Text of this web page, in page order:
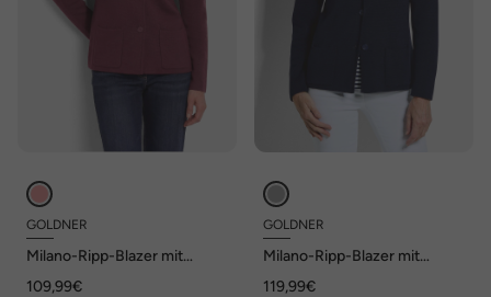
GOLDNER
Milano-Ripp-Blazer mit
109,99€
GOLDNER
Milano-Ripp-Blazer mit
119,99€